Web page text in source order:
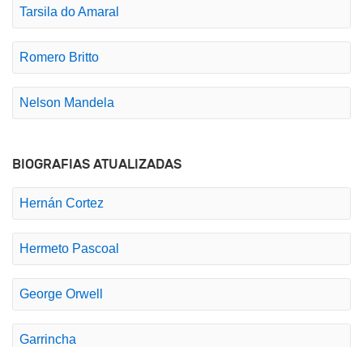
Tarsila do Amaral
Romero Britto
Nelson Mandela
BIOGRAFIAS ATUALIZADAS
Hernán Cortez
Hermeto Pascoal
George Orwell
Garrincha